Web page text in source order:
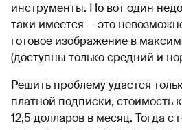
инструменты. Но вот один
таки имеется — это
готовое изображение в
(доступны только средний и
Решить проблему удастся
платной подписки, стоимость
12,5 долларов в месяц. Тогда с